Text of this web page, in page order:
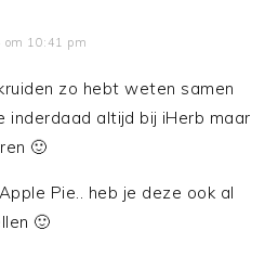
om 10:41 pm
zo hebt weten samen
inderdaad altijd bij iHerb maar
🙂
Pie.. heb je deze ook al
🙂